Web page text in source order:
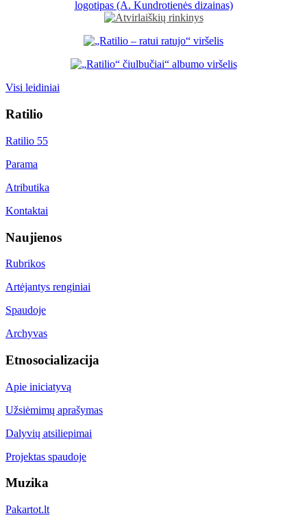
Visi leidiniai
Ratilio
Ratilio 55
Parama
Atributika
Kontaktai
Naujienos
Rubrikos
Artėjantys renginiai
Spaudoje
Archyvas
Etnosocializacija
Apie iniciatyvą
Užsiėmimų aprašymas
Dalyvių atsiliepimai
Projektas spaudoje
Muzika
Pakartot.lt